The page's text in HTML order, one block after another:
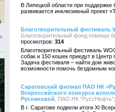
В Липецкой области при
развивается инклюзивный проект
Благотворительный фестиваль
Благотворительный фонд помощи
314
Благотворительный фестиваль
собак и 150 кошек приедут в Центр
Задача фестиваля – найти дом
возможности помочь бездомным
Саратовский филиал ПАО НК
Всероссийского конкурса
Руслановой , ПАО НК
В г. Саратове подвели итоги XI